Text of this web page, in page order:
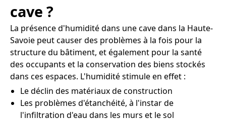
cave ?
La présence d'humidité dans une cave dans la Haute-
Savoie peut causer des problèmes à la fois pour la
structure du bâtiment, et également pour la santé
des occupants et la conservation des biens stockés
dans ces espaces. L'humidité stimule en effet :
Le déclin des matériaux de construction
Les problèmes d'étanchéité, à l'instar de
l'infiltration d'eau dans les murs et le sol